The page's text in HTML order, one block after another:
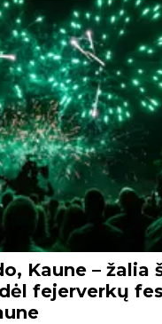
Kaune – žalia
fejerverkų